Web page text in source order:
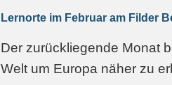
Lernorte im Februar am Filder
Der zurückliegende Monat
Welt um Europa näher zu